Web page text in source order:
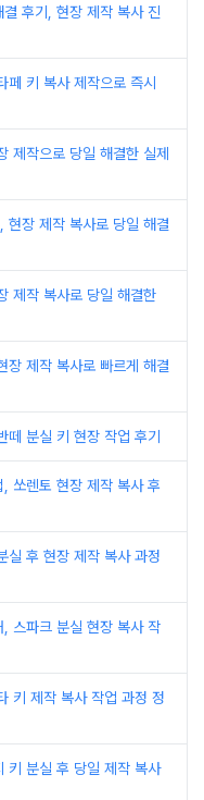
후기, 현장 제작 복사 진
페 키 복사 제작으로 즉시
제작으로 당일 해결한 실제
현장 제작 복사로 당일 해결
제작 복사로 당일 해결한
장 제작 복사로 빠르게 해결
떼 분실 키 현장 작업 후기
쏘렌토 현장 제작 복사 후
실 후 현장 제작 복사 과정
스파크 분실 현장 복사 작
키 제작 복사 작업 과정 정
키 분실 후 당일 제작 복사